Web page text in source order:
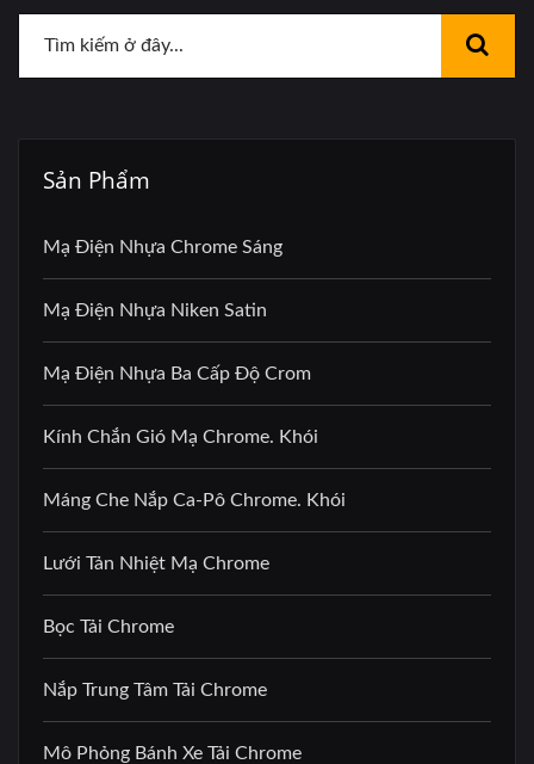
Sản Phẩm
Mạ Điện Nhựa Chrome Sáng
Mạ Điện Nhựa Niken Satin
Mạ Điện Nhựa Ba Cấp Độ Crom
Kính Chắn Gió Mạ Chrome. Khói
Máng Che Nắp Ca-Pô Chrome. Khói
Lưới Tản Nhiệt Mạ Chrome
Bọc Tải Chrome
Nắp Trung Tâm Tải Chrome
Mô Phỏng Bánh Xe Tải Chrome